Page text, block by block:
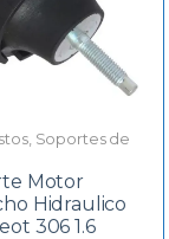
, Soportes de
Motor
Hidraulico
306 1.6